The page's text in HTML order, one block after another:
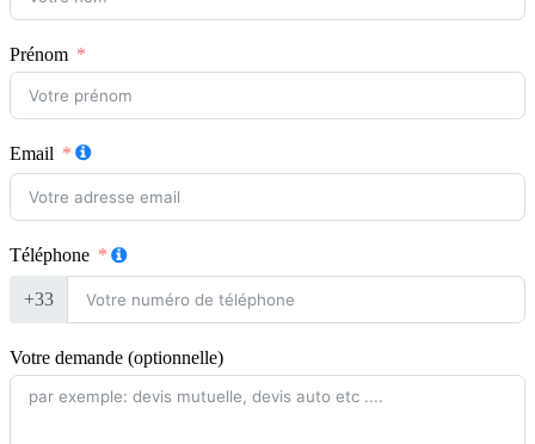
Prénom
Email
Téléphone
+33
Votre demande (optionnelle)